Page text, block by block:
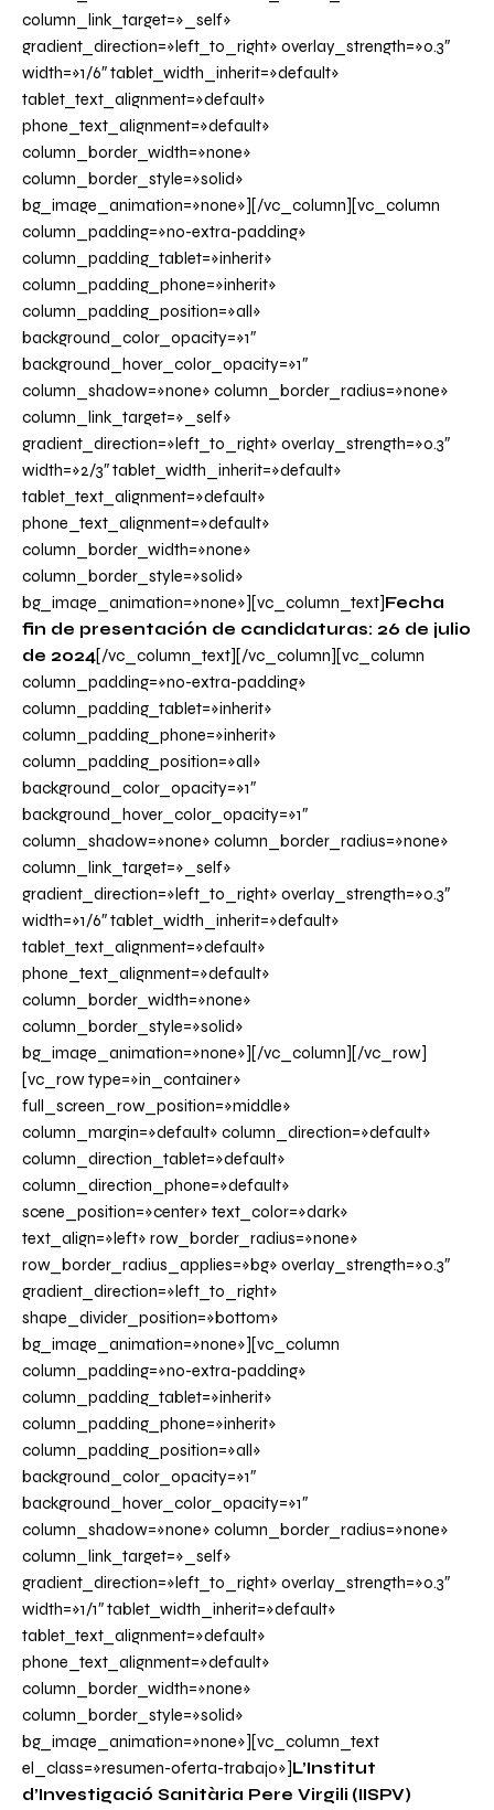
column_link_target=»_self»
gradient_direction=»left_to_right» overlay_strength=»0.3″
width=»1/6″ tablet_width_inherit=»default»
tablet_text_alignment=»default»
phone_text_alignment=»default»
column_border_width=»none»
column_border_style=»solid»
bg_image_animation=»none»][/vc_column][vc_column
column_padding=»no-extra-padding»
column_padding_tablet=»inherit»
column_padding_phone=»inherit»
column_padding_position=»all»
background_color_opacity=»1″
background_hover_color_opacity=»1″
column_shadow=»none» column_border_radius=»none»
column_link_target=»_self»
gradient_direction=»left_to_right» overlay_strength=»0.3″
width=»2/3″ tablet_width_inherit=»default»
tablet_text_alignment=»default»
phone_text_alignment=»default»
column_border_width=»none»
column_border_style=»solid»
bg_image_animation=»none»][vc_column_text]Fecha
fin de presentación de candidaturas: 26 de julio
de 2024[/vc_column_text][/vc_column][vc_column
column_padding=»no-extra-padding»
column_padding_tablet=»inherit»
column_padding_phone=»inherit»
column_padding_position=»all»
background_color_opacity=»1″
background_hover_color_opacity=»1″
column_shadow=»none» column_border_radius=»none»
column_link_target=»_self»
gradient_direction=»left_to_right» overlay_strength=»0.3″
width=»1/6″ tablet_width_inherit=»default»
tablet_text_alignment=»default»
phone_text_alignment=»default»
column_border_width=»none»
column_border_style=»solid»
bg_image_animation=»none»][/vc_column][/vc_row]
[vc_row type=»in_container»
full_screen_row_position=»middle»
column_margin=»default» column_direction=»default»
column_direction_tablet=»default»
column_direction_phone=»default»
scene_position=»center» text_color=»dark»
text_align=»left» row_border_radius=»none»
row_border_radius_applies=»bg» overlay_strength=»0.3″
gradient_direction=»left_to_right»
shape_divider_position=»bottom»
bg_image_animation=»none»][vc_column
column_padding=»no-extra-padding»
column_padding_tablet=»inherit»
column_padding_phone=»inherit»
column_padding_position=»all»
background_color_opacity=»1″
background_hover_color_opacity=»1″
column_shadow=»none» column_border_radius=»none»
column_link_target=»_self»
gradient_direction=»left_to_right» overlay_strength=»0.3″
width=»1/1″ tablet_width_inherit=»default»
tablet_text_alignment=»default»
phone_text_alignment=»default»
column_border_width=»none»
column_border_style=»solid»
bg_image_animation=»none»][vc_column_text
el_class=»resumen-oferta-trabajo»]L’Institut
d’Investigació Sanitària Pere Virgili (IISPV)